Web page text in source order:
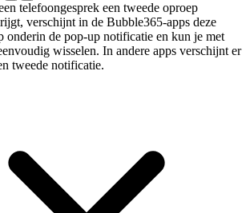
telefoongesprek een tweede oproep
verschijnt in de Bubble365-apps deze
onderin de pop-up notificatie en kun je met
wisselen. In andere apps verschijnt er
tweede notificatie.